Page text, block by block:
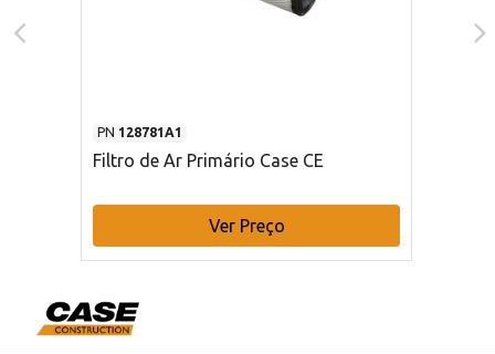
PN 128781A1
Filtro de Ar Primário Case CE
Ver Preço